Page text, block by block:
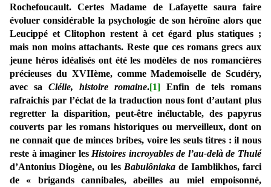
Rochefoucault. Certes Madame de Lafayette saura faire
évoluer considérable la psychologie de son héroïne alors que
Leucippé et Clitophon restent à cet égard plus statiques ;
mais non moins attachants. Reste que ces romans grecs aux
jeune héros idéalisés ont été les modèles de nos romancières
précieuses du XVIIème, comme Mademoiselle de Scudéry,
avec sa Clélie, histoire romaine.[1] Enfin de tels romans
rafraichis par l’éclat de la traduction nous font d’autant plus
regretter la disparition, peut-être inéluctable, des papyrus
couverts par les romans historiques ou merveilleux, dont on
ne connait que de minces bribes, voire les seuls titres : il nous
reste à imaginer les Histoires incroyables de l’au-delà de Thulé
d’Antonius Diogène, ou les Babulôniaka de Iamblikhos, farci
de « brigands cannibales, abeilles au miel empoisonné,